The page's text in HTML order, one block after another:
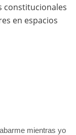
constitucionales
en espacios
mientras yo